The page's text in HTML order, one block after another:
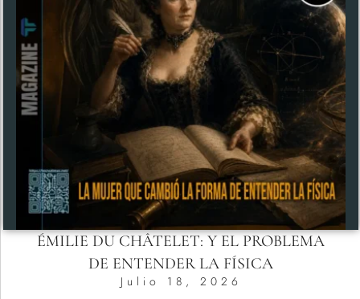
ÉMILIE DU CHÂTELET: Y EL PROBLEMA
DE ENTENDER LA FÍSICA
Julio 18, 2026